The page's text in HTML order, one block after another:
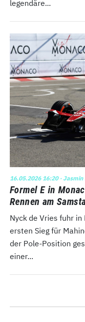
legendäre...
16.05.2026 16:20· Jasmin
Formel E in
Rennen am
Nyck de Vries fuhr
ersten Sieg für
der Pole-Position
einer...